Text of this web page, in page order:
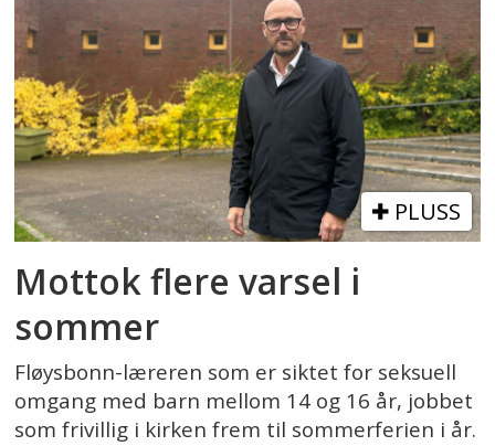
PLUSS
Mottok flere varsel i
sommer
Fløysbonn-læreren som er siktet for seksuell
omgang med barn mellom 14 og 16 år, jobbet
som frivillig i kirken frem til sommerferien i år.